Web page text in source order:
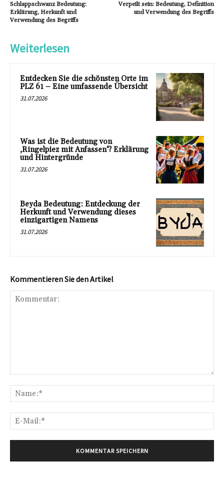
Schlappschwanz Bedeutung:
Erklärung, Herkunft und
Verwendung des Begriffs
Verpeilt sein: Bedeutung, Definition
und Verwendung des Begriffs
Weiterlesen
Entdecken Sie die schönsten Orte im
PLZ 61 – Eine umfassende Übersicht
31.07.2026
Was ist die Bedeutung von
‚Ringelpiez mit Anfassen‘? Erklärung
und Hintergründe
31.07.2026
Beyda Bedeutung: Entdeckung der
Herkunft und Verwendung dieses
einzigartigen Namens
31.07.2026
Kommentieren Sie den Artikel